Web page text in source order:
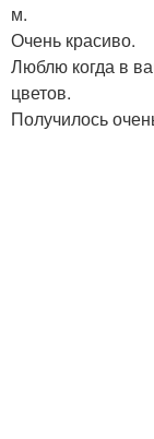
м.
Очень красиво.
Люблю когда в
цветов.
Получилось